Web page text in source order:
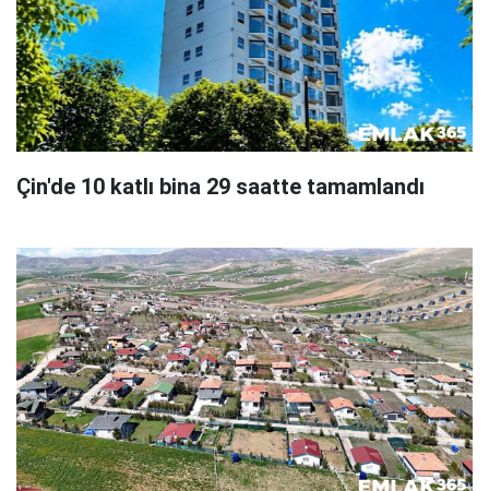
Çin'de 10 katlı bina 29 saatte tamamlandı